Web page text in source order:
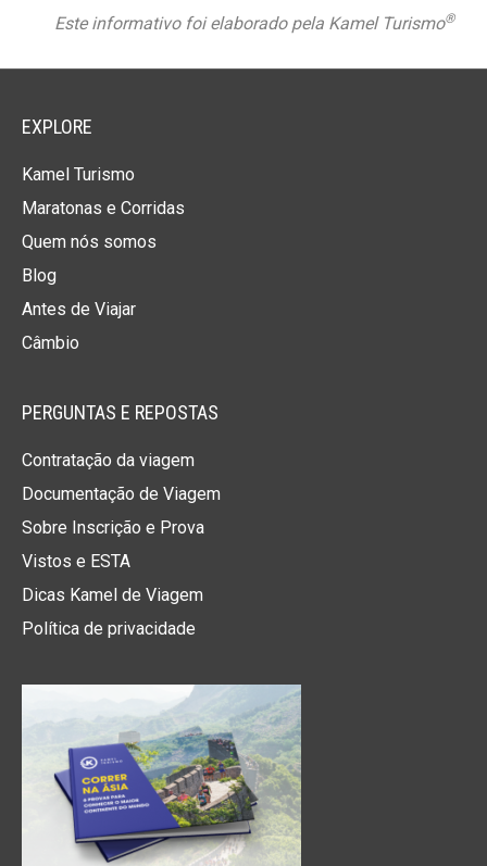
Este informativo foi elaborado pela Kamel Turismo®
EXPLORE
Kamel Turismo
Maratonas e Corridas
Quem nós somos
Blog
Antes de Viajar
Câmbio
PERGUNTAS E REPOSTAS
Contratação da viagem
Documentação de Viagem
Sobre Inscrição e Prova
Vistos e ESTA
Dicas Kamel de Viagem
Política de privacidade